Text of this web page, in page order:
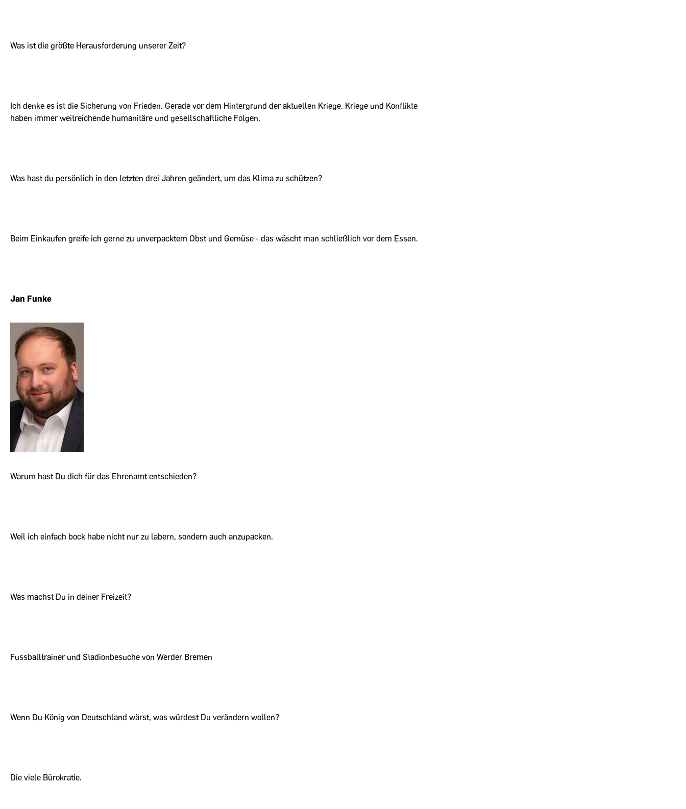
Was ist die größte Herausforderung unserer Zeit?
Ich denke es ist die Sicherung von Frieden. Gerade vor dem Hintergrund der aktuellen Kriege. Kriege und Konflikte
haben immer weitreichende humanitäre und gesellschaftliche Folgen.
Was hast du persönlich in den letzten drei Jahren geändert, um das Klima zu schützen?
Beim Einkaufen greife ich gerne zu unverpacktem Obst und Gemüse - das wäscht man schließlich vor dem Essen.
Jan Funke
Warum hast Du dich für das Ehrenamt entschieden?
Weil ich einfach bock habe nicht nur zu labern, sondern auch anzupacken.
Was machst Du in deiner Freizeit?
Fussballtrainer und Stadionbesuche von Werder Bremen
Wenn Du König von Deutschland wärst, was würdest Du verändern wollen?
Die viele Bürokratie.